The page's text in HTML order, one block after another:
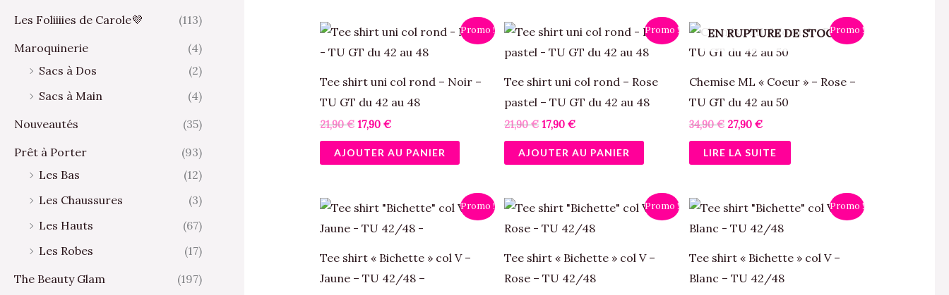
Les Foliiiies de Carole💜
(113)
Maroquinerie
(4)
Sacs à Dos
(2)
Sacs à Main
(4)
Nouveautés
(35)
Prêt à Porter
(93)
Les Bas
(12)
Les Chaussures
(3)
Les Hauts
(67)
Les Robes
(17)
The Beauty Glam
(197)
sur
du
Promo !
Tee shirt uni col rond – Noir –
TU GT du 42 au 48
21,90€
Le
prix
initial
21,90 €.
17,90 €
Le
prix
actuel
17,90 €.
AJOUTER AU PANIER
Promo !
Tee shirt uni col rond – Rose
pastel – TU GT du 42 au 48
21,90€
Le
prix
initial
21,90 €.
17,90€
Le
prix
actuel
17,90 €.
AJOUTER AU PANIER
Promo !
EN RUPTURE DE STOCK
Chemise ML « Coeur » – Rose –
TU GT du 42 au 50
34,90€
Le
prix
initial
34,90 €.
27,90 €
Le
prix
actuel
27,90 €.
LIRE LA SUITE
Promo !
Tee shirt « Bichette » col V –
Jaune – TU 42/48 –
Le
prix
initial
23,90 €.
Le
prix
actuel
19,90 €.
Promo !
Tee shirt « Bichette » col V –
Rose – TU 42/48
Le
prix
initial
23,90 €.
Le
prix
actuel
19,90 €.
Promo !
Tee shirt « Bichette » col V –
Blanc – TU 42/48
Le
prix
initial
23,90 €.
Le
prix
actuel
19,90 €.